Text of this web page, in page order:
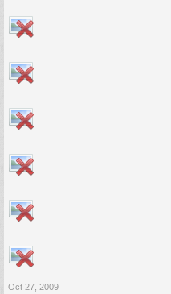
Oct 27, 2009